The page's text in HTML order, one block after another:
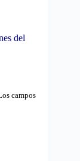
del
campos